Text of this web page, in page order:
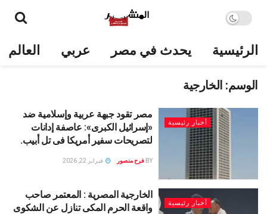
الرئيسية يحدث في مصر عربي العالم
الوسم: الخارجية
أخبار رئيسية
مصر تقود جبهة عربية وإسلامية ضد
«إسرائيل الكبرى»: عاصفة إدانات
لتصريحات سفير أمريكا فى تل أبيب.
BY فرح منصور فبراير 22, 2026
أخبار رئيسية
الخارجية المصرية : المعتمر صاحب
واقعة الحرم المكى تنازل عن الشكوى